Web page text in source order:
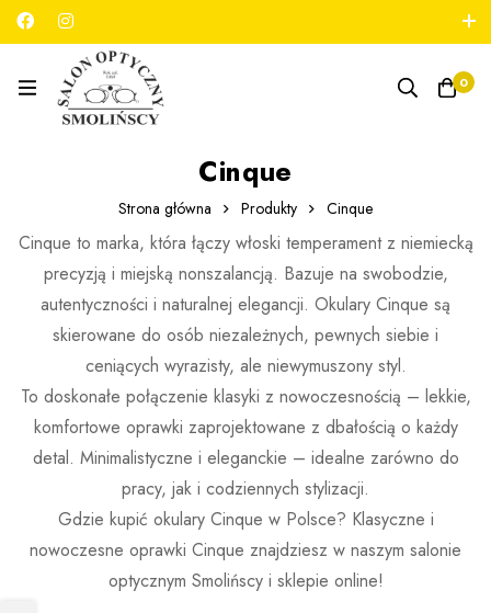
789 180 706
0
Cinque
Strona główna Produkty Cinque
Cinque to marka, która łączy włoski temperament z niemiecką
precyzją i miejską nonszalancją. Bazuje na swobodzie,
autentyczności i naturalnej elegancji. Okulary Cinque są
skierowane do osób niezależnych, pewnych siebie i
ceniących wyrazisty, ale niewymuszony styl.
To doskonałe połączenie klasyki z nowoczesnością – lekkie,
komfortowe oprawki zaprojektowane z dbałością o każdy
detal. Minimalistyczne i eleganckie – idealne zarówno do
pracy, jak i codziennych stylizacji.
Gdzie kupić okulary Cinque w Polsce? Klasyczne i
nowoczesne oprawki Cinque znajdziesz w naszym salonie
optycznym Smolińscy i sklepie online!